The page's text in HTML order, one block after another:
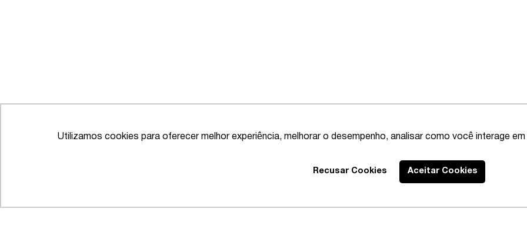
Utilizamos cookies para oferecer melhor experiência, melhorar o desempenho, analisar como você interage
Recusar Cookies Aceitar Cookies
IFLR 1000 Best Lawyers 2020 – Abrangente